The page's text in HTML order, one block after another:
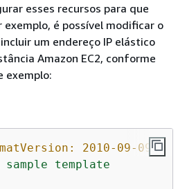
esses recursos para que
é possível modificar o
um endereço IP elástico
Amazon EC2, conforme
exemplo:
2010-09-09
sample
template